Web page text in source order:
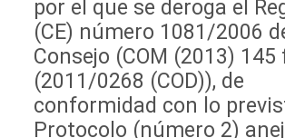
por el que se deroga el
(CE) número 1081/2006
Consejo (COM (2013) 145
(2011/0268 (COD)), de
conformidad con lo
Protocolo (número 2)